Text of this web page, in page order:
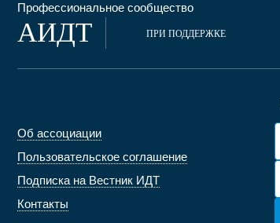
Профессиональное сообщество
АИДТ ПРИ ПОДДЕРЖКЕ
Об ассоциации
Пользовательское соглашение
Подписка на Вестник ИДТ
Контакты